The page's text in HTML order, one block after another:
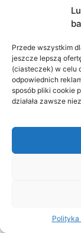
Przede wszystkim
jeszcze lepszą
(ciasteczek) w celu
odpowiednich
sposób pliki cookie
działała zawsze
Abonent nie
albo innego
oraz udziela
poczty
wysłana, albo
elektronicznej
5. Za zgodą
Umowie
oraz udziela
elektronicznej
wskazanego